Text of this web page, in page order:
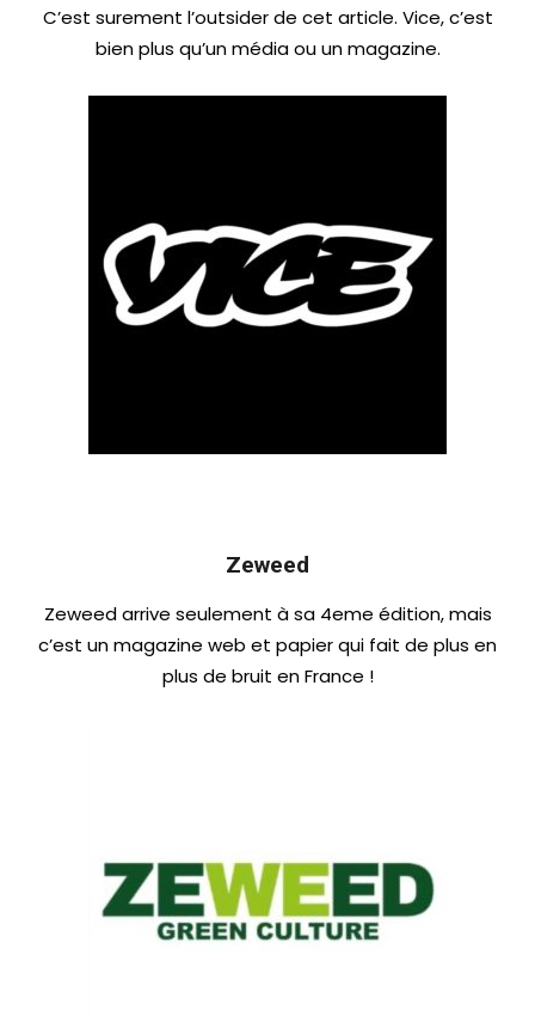
C’est surement l’outsider de cet article. Vice, c’est
bien plus qu’un média ou un magazine.
Zeweed
Zeweed arrive seulement à sa 4eme édition, mais
c’est un magazine web et papier qui fait de plus en
plus de bruit en France !